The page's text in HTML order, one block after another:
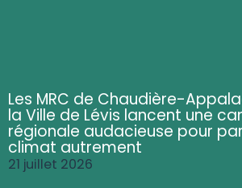
Les MRC de Chaudière-
la Ville de Lévis lancent une
régionale audacieuse pour
climat autrement
21 juillet 2026